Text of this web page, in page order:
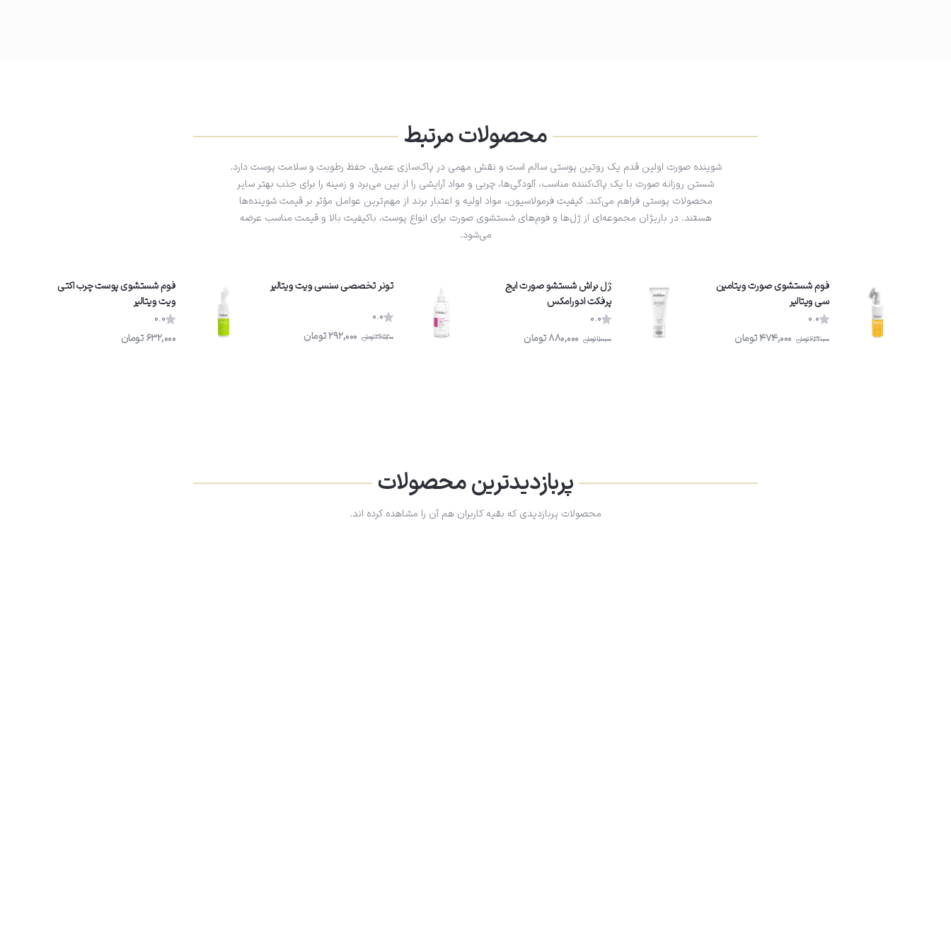
محصولات مرتبط
شوینده صورت اولین قدم یک روتین پوستی سالم است و نقش مهمی در پاک‌سازی عمیق، حفظ رطوبت و سلامت پوست دارد.
شستن روزانه صورت با یک پاک‌کننده مناسب، آلودگی‌ها، چربی و مواد آرایشی را از بین می‌برد و زمینه را برای جذب بهتر سایر
محصولات پوستی فراهم می‌کند. کیفیت فرمولاسیون، مواد اولیه و اعتبار برند از مهم‌ترین عوامل مؤثر بر قیمت شوینده‌ها
هستند. در باریژان مجموعه‌ای از ژل‌ها و فوم‌های شستشوی صورت برای انواع پوست، باکیفیت بالا و قیمت مناسب عرضه
می‌شود.
فوم شستشوی صورت ویتامین
سی ویتالیر
0.0
6,320,000تومان 474,000تومان
ژل براش شستشو صورت ایج
پرفکت ادورامکس
0.0
1,100,000تومان 880,000تومان
تونر تخصصی سنسی ویت ویتالیر
0.0
365,200تومان 292,000تومان
فوم شستشوی پوست چرب اکتی
ویت ویتالیر
0.0
632,000تومان
پربازدیدترین محصولات
محصولات پربازدیدی که بقیه کاربران هم آن را مشاهده کرده اند.